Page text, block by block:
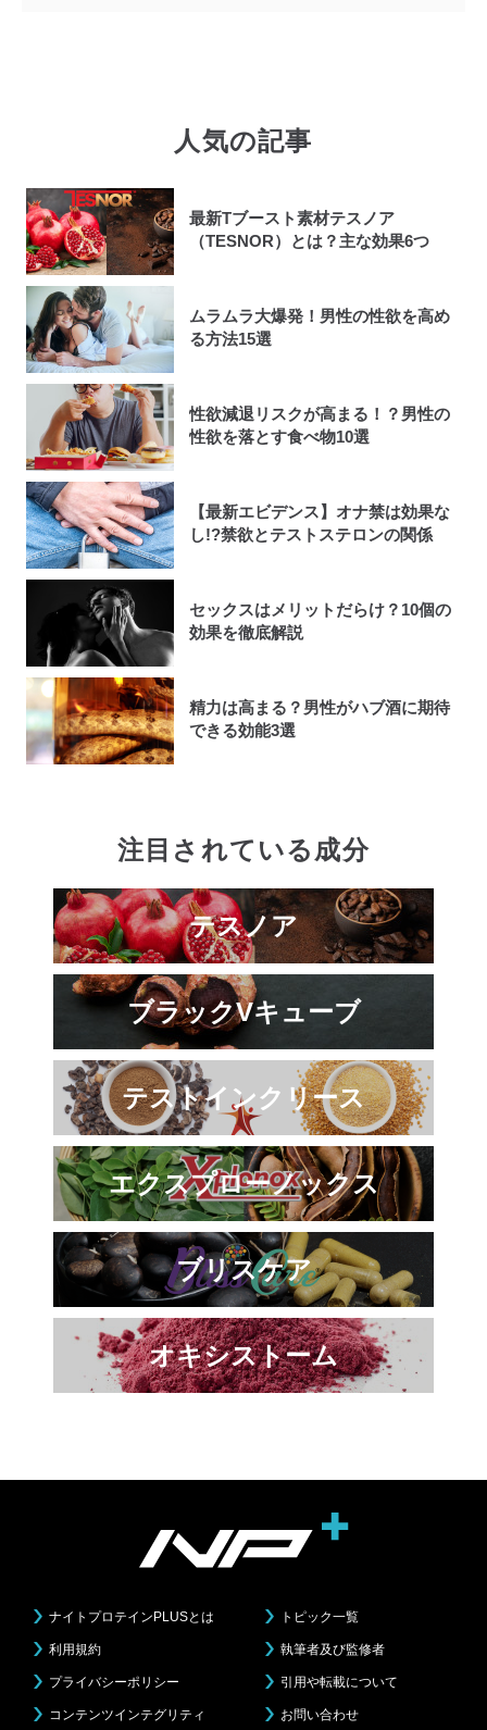
人気の記事
最新Tブースト素材テスノア
（TESNOR）とは？主な効果6つ
ムラムラ大爆発！男性の性欲を高め
る方法15選
性欲減退リスクが高まる！？男性の
性欲を落とす食べ物10選
【最新エビデンス】オナ禁は効果な
し!?禁欲とテストステロンの関係
セックスはメリットだらけ？10個の
効果を徹底解説
精力は高まる？男性がハブ酒に期待
できる効能3選
注目されている成分
テスノア
ブラックVキューブ
テストインクリース
エクスプローノックス
ブリスケア
オキシストーム
ナイトプロテインPLUSとは トピック一覧
利用規約 執筆者及び監修者
プライバシーポリシー 引用や転載について
コンテンツインテグリティ お問い合わせ